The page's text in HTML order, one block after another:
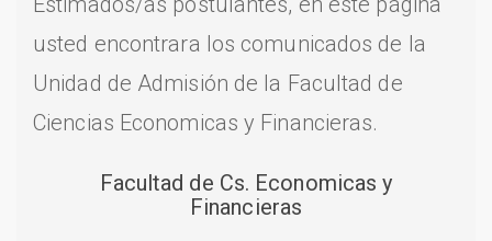
usted encontrara los comunicados de la
Unidad de Admisión de la Facultad de
Ciencias Economicas y Financieras.
Facultad de Cs. Economicas y
Financieras